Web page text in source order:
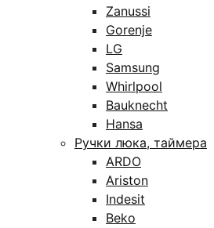
Zanussi
Gorenje
LG
Samsung
Whirlpool
Bauknecht
Hansa
Ручки люка, таймера
ARDO
Ariston
Indesit
Beko